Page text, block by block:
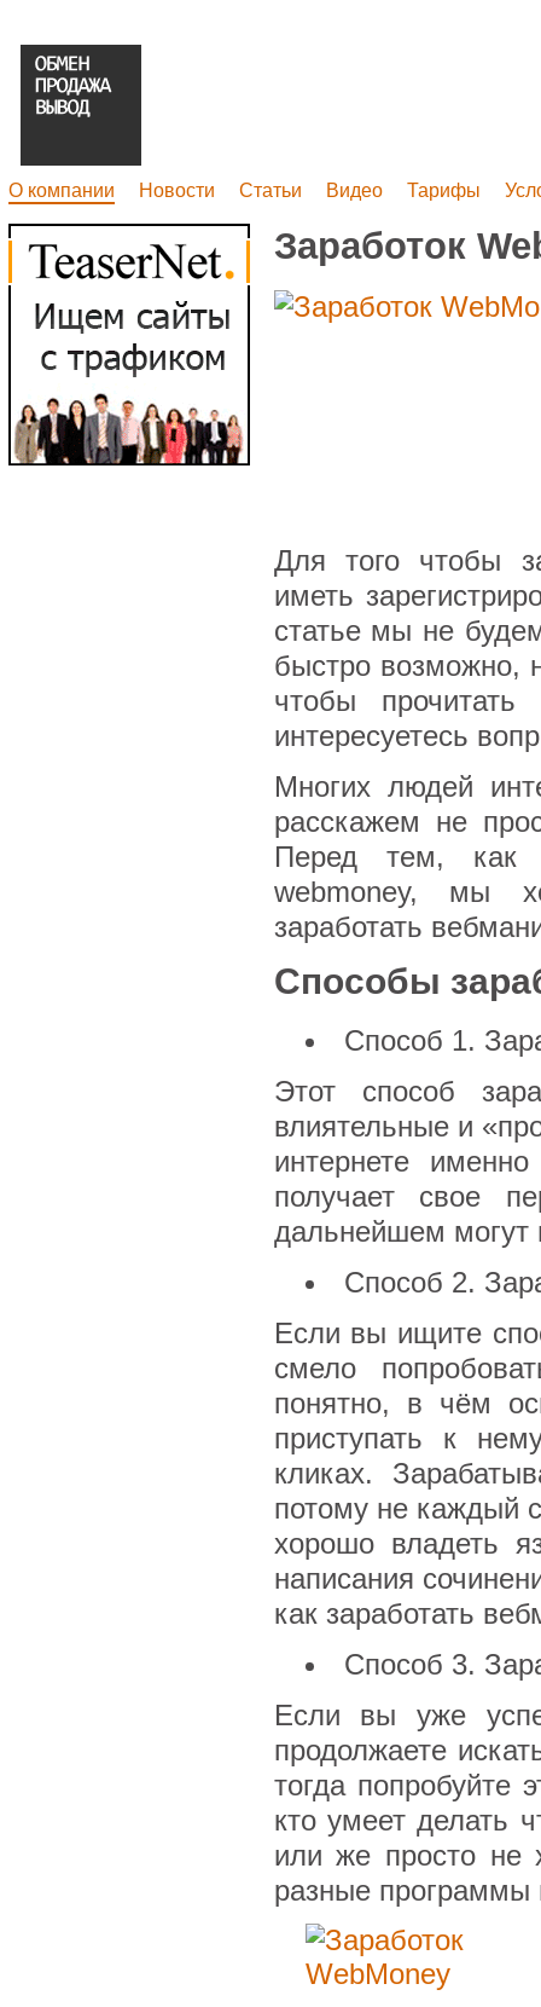
О компании Новости Статьи Видео Тарифы
Заработок
Для того чтобы
иметь
статье мы не
быстро возможно,
чтобы
интересуетесь
Многих людей
расскажем не
Перед тем, как
webmoney, мы
заработать
Способы
Способ 1.
Этот способ
влиятельные и
интернете
получает свое
дальнейшем могут
Способ 2.
Если вы ищите
смело
понятно, в чём
приступать к
кликах.
потому не каждый
хорошо владеть
написания
как заработать
Способ 3.
Если вы уже
продолжаете
тогда попробуйте
кто умеет делать
или же просто не
разные программы